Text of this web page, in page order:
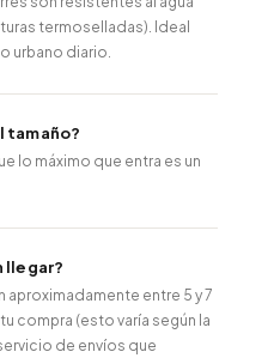
termoselladas). Ideal
urbano diario.
tamaño?
lo máximo que entra es un
llegar?
aproximadamente entre 5 y 7
compra (esto varía según la
de envíos que